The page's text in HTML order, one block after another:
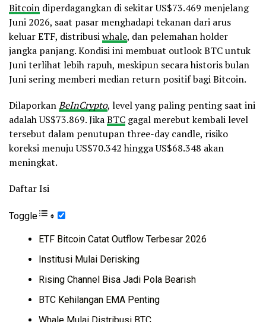
Bitcoin diperdagangkan di sekitar US$73.469 menjelang
Juni 2026, saat pasar menghadapi tekanan dari arus
keluar ETF, distribusiwhale, dan pelemahan holder
jangka panjang. Kondisi ini membuat outlook BTC untuk
Juni terlihat lebih rapuh, meskipun secara historis bulan
Juni sering memberi median return positif bagi Bitcoin.
DilaporkanBeInCrypto, level yang paling penting saat ini
adalah US$73.869. JikaBTC gagal merebut kembali level
tersebut dalam penutupan three-day candle, risiko
koreksi menuju US$70.342 hingga US$68.348 akan
meningkat.
Daftar Isi
Toggle
ETF Bitcoin Catat Outflow Terbesar 2026
Institusi Mulai Derisking
Rising Channel Bisa Jadi Pola Bearish
BTC Kehilangan EMA Penting